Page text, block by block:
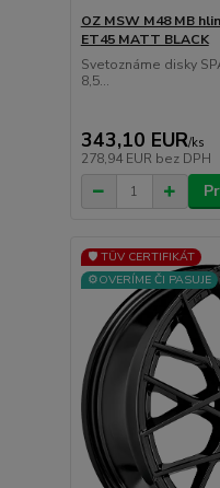
OZ MSW M48 MB
ET45 MATT BLACK
Svetoznáme disky
8,5...
343,10 EUR/ks
278,94 EUR bez DPH
🛡️ TÜV CERTIFIKÁT
⚙️OVERÍME ČI PASUJE